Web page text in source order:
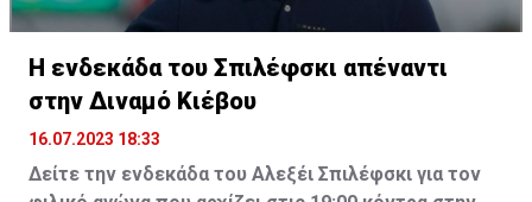
Η ενδεκάδα του Σπιλέφσκι απέναντι
στην Διναμό Κιέβου
16.07.2023 18:33
Δείτε την ενδεκάδα του Αλεξέι Σπιλέφσκι για τον